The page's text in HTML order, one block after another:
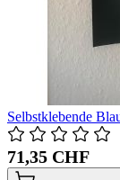
Selbstklebende
71,35 CHF